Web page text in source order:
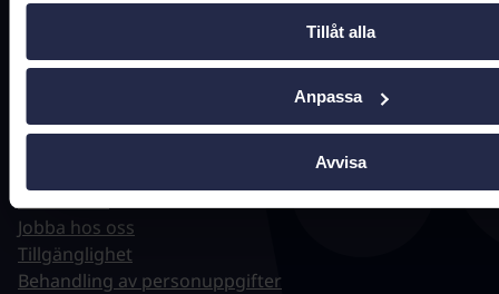
Tillåt alla
Anpassa
Avvisa
Jobba hos oss
Tillgänglighet
Behandling av personuppgifter